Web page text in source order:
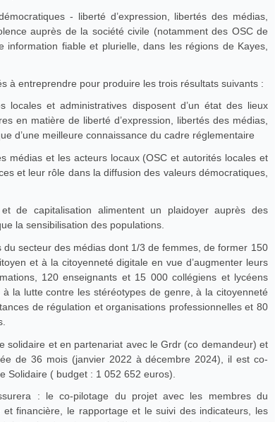
- liberté d’expression, libertés des médias,
auprès de la société civile (notamment des OSC de
information fiable et plurielle, dans les régions de Kayes,
à entreprendre pour produire les trois résultats suivants :
locales et administratives disposent d’un état des lieux
en matière de liberté d’expression, libertés des médias,
d’une meilleure connaissance du cadre réglementaire
médias et les acteurs locaux (OSC et autorités locales et
et leur rôle dans la diffusion des valeurs démocratiques,
de capitalisation alimentent un plaidoyer auprès des
la sensibilisation des populations.
des médias dont 1/3 de femmes, de former 150
et à la citoyenneté digitale en vue d’augmenter leurs
120 enseignants et 15 000 collégiens et lycéens
à la lutte contre les stéréotypes de genre, à la citoyenneté
de régulation et organisations professionnelles et 80
solidaire et en partenariat avec le Grdr (co demandeur) et
36 mois (janvier 2022 à décembre 2024), il est co-
Solidaire ( budget : 1 052 652 euros).
: le co-pilotage du projet avec les membres du
financière, le rapportage et le suivi des indicateurs, les